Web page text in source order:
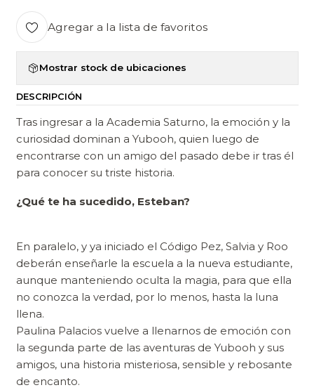
Agregar a la lista de favoritos
Mostrar stock de ubicaciones
DESCRIPCIÓN
Tras ingresar a la Academia Saturno, la emoción y la
curiosidad dominan a Yubooh, quien luego de
encontrarse con un amigo del pasado debe ir tras él
para conocer su triste historia.
¿Qué te ha sucedido, Esteban?
En paralelo, y ya iniciado el Código Pez, Salvia y Roo
deberán enseñarle la escuela a la nueva estudiante,
aunque manteniendo oculta la magia, para que ella
no conozca la verdad, por lo menos, hasta la luna
llena.
Paulina Palacios vuelve a llenarnos de emoción con
la segunda parte de las aventuras de Yubooh y sus
amigos, una historia misteriosa, sensible y rebosante
de encanto.